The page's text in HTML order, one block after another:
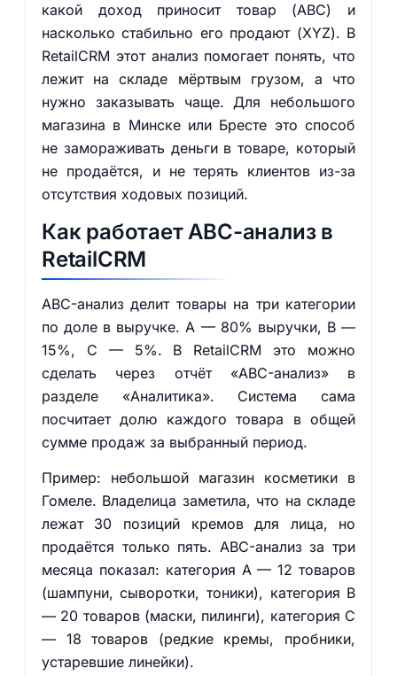
какой доход приносит товар (ABC) и
насколько стабильно его продают (XYZ). В
RetailCRM этот анализ помогает понять, что
лежит на складе мёртвым грузом, а что
нужно заказывать чаще. Для небольшого
магазина в Минске или Бресте это способ
не замораживать деньги в товаре, который
не продаётся, и не терять клиентов из-за
отсутствия ходовых позиций.
Как работает ABC-анализ в
RetailCRM
ABC-анализ делит товары на три категории
по доле в выручке. A — 80% выручки, B —
15%, C — 5%. В RetailCRM это можно
сделать через отчёт «ABC-анализ» в
разделе «Аналитика». Система сама
посчитает долю каждого товара в общей
сумме продаж за выбранный период.
Пример: небольшой магазин косметики в
Гомеле. Владелица заметила, что на складе
лежат 30 позиций кремов для лица, но
продаётся только пять. ABC-анализ за три
месяца показал: категория A — 12 товаров
(шампуни, сыворотки, тоники), категория B
— 20 товаров (маски, пилинги), категория C
— 18 товаров (редкие кремы, пробники,
устаревшие линейки).